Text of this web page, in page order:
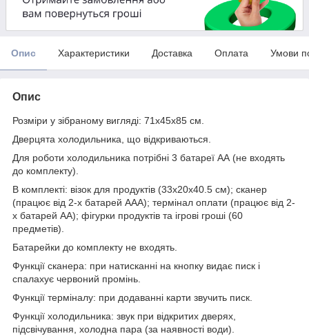
Опис Характеристики Доставка Оплата Умови
Опис
Розміри у зібраному вигляді: 71х45х85 см.
Дверцята холодильника, що відкриваються.
Для роботи холодильника потрібні 3 батареї АА (не входять
до комплекту).
В комплекті: візок для продуктів (33х20х40.5 см); сканер
(працює від 2-х батарей ААА); термінал оплати (працює від 2-
х батарей АА); фігурки продуктів та ігрові гроші (60
предметів).
Батарейки до комплекту не входять.
Функції сканера: при натисканні на кнопку видає писк і
спалахує червоний промінь.
Функції терміналу: при додаванні карти звучить писк.
Функції холодильника: звук при відкритих дверях,
підсвічування, холодна пара (за наявності води).